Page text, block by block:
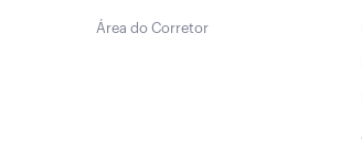
Área do Corretor